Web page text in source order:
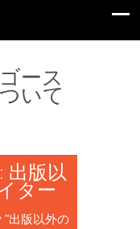
ース
いて
出版以
ター
"出版以外の